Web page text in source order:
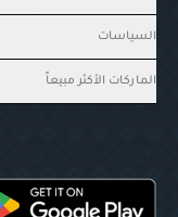
السياسات
الماركات الأكثر مبيعاً